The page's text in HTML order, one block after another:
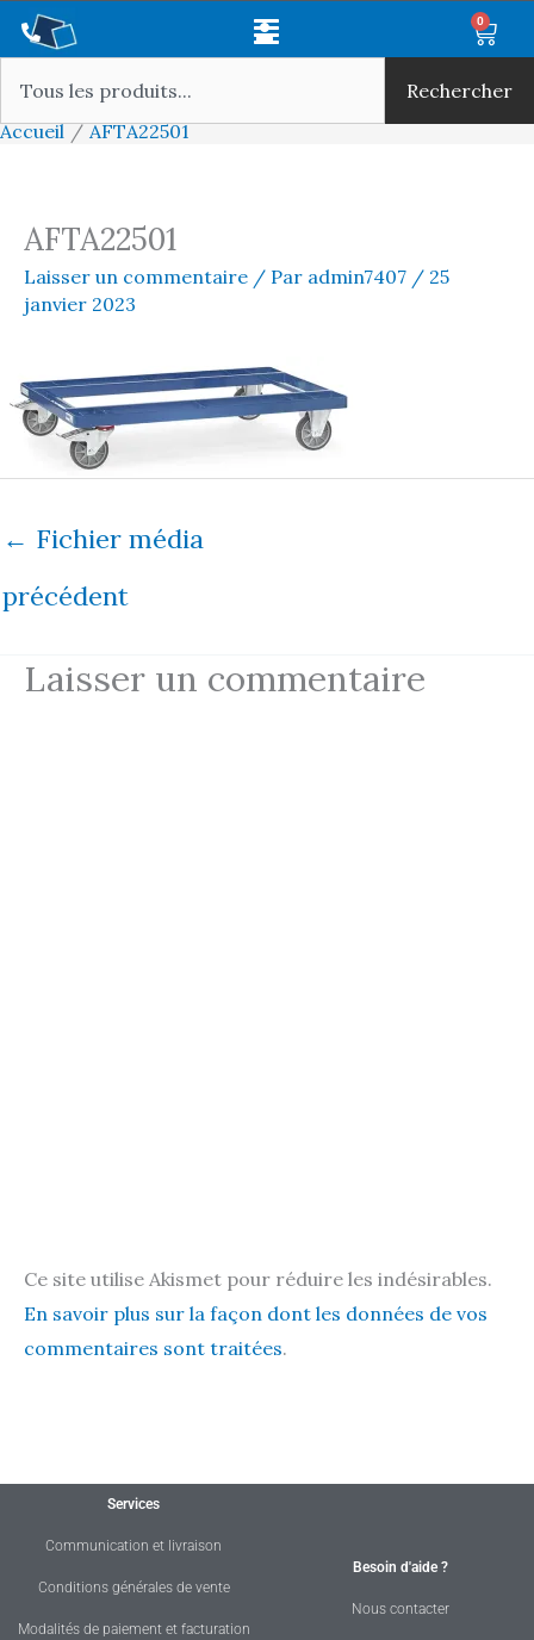
Aller
contenu
Main
0
Rechercher
Accueil
AFTA22501
AFTA22501
Laisser un commentaire / Par admin7407 / 25
janvier 2023
← Fichier média
précédent
Laisser un commentaire
Ce site utilise Akismet pour réduire les indésirables.
En savoir plus sur la façon dont les données de vos
commentaires sont traitées.
Services
Communication et livraison
Conditions générales de vente
Modalités de paiement et facturation
Besoin d'aide ?
Nous contacter